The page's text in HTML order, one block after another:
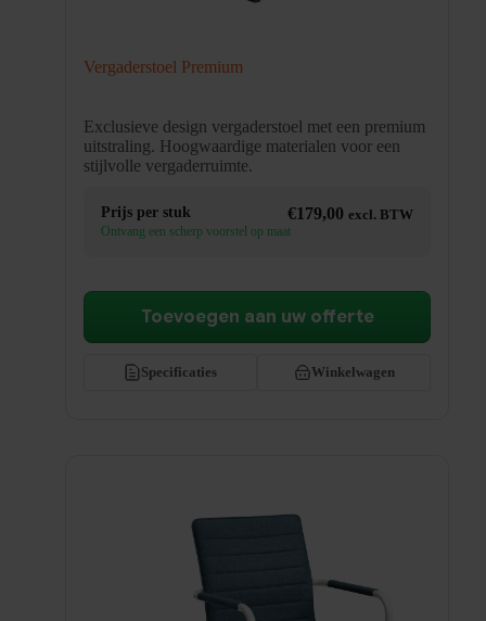
Vergaderstoel Premium
Exclusieve design vergaderstoel met een premium
uitstraling. Hoogwaardige materialen voor een
stijlvolle vergaderruimte.
Prijs per stuk €179,00 excl. BTW
Ontvang een scherp voorstel op maat
Specificaties Winkelwagen
Toevoegen aan uw offerte